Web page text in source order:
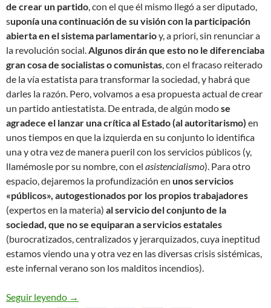
de crear un partido, con el que él mismo llegó a ser diputado,
suponía una continuación de su visión con la participación
abierta en el sistema parlamentarioy, a priori, sin renunciar a
la revolución social.Algunos dirán que esto no le diferenciaba
gran cosa de socialistas o comunistas, con el fracaso reiterado
de la vía estatista para transformar la sociedad, y habrá que
darles la razón. Pero, volvamos a esa propuesta actual de crear
un partido antiestatista. De entrada, de algún modose
agradece el lanzar una crítica al Estado (al autoritarismo) en
unos tiempos en que la izquierda en su conjunto lo identifica
una y otra vez de manera pueril con los servicios públicos (y,
llamémosle por su nombre, con el asistencialismo). Para otro
espacio, dejaremos la profundización en unos servicios
«públicos», autogestionados por los propios trabajadores
(expertos en la materia) al servicio del conjunto de la
sociedad, que no se equiparan a servicios estatales
(burocratizados, centralizados y jerarquizados, cuya ineptitud
estamos viendo una y otra vez en las diversas crisis sistémicas,
este infernal verano son los malditos incendios).
Seguir leyendo ¿Un partido antiestatista?
→